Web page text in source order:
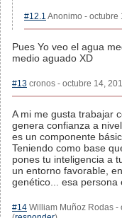
#12.1 Anonimo - octubre
Pues Yo veo el agua
medio aguado XD
#13 cronos - octubre 14,
A mi me gusta trabajar
genera confianza a
es un componente
Teniendo como base
pones tu inteligencia a
un entorno favorable,
genético... esa persona
#14 William Muñoz Rodas -